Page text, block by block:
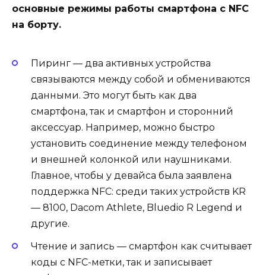
основные режимы работы смартфона с NFC
на борту.
Пиринг — два активных устройства
связываются между собой и обмениваются
данными. Это могут быть как два
смартфона, так и смартфон и сторонний
аксессуар. Например, можно быстро
установить соединение между телефоном
и внешней колонкой или наушниками.
Главное, чтобы у девайса была заявлена
поддержка NFC: среди таких устройств KR
— 8100, Dacom Athlete, Bluedio R Legend и
другие.
Чтение и запись — смартфон как считывает
коды с NFC-метки, так и записывает